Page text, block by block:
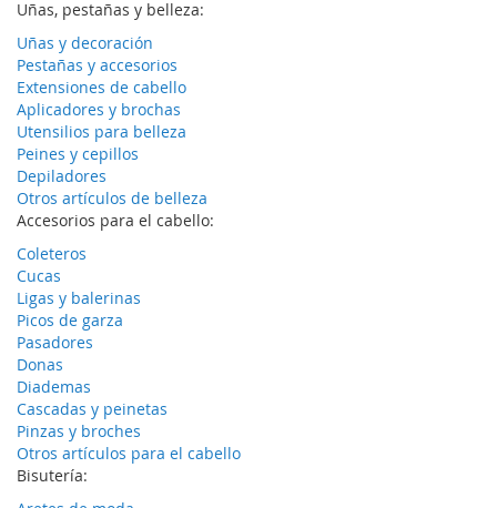
Uñas, pestañas y belleza:
Uñas y decoración
Pestañas y accesorios
Extensiones de cabello
Aplicadores y brochas
Utensilios para belleza
Peines y cepillos
Depiladores
Otros artículos de belleza
Accesorios para el cabello:
Coleteros
Cucas
Ligas y balerinas
Picos de garza
Pasadores
Donas
Diademas
Cascadas y peinetas
Pinzas y broches
Otros artículos para el cabello
Bisutería: